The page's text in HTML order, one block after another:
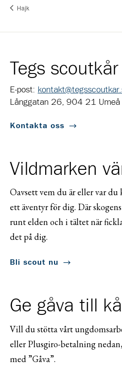
Hajk
Tegs scoutkår
E-post:
Långgatan 26, 904 21 Umeå
Kontakta oss
Vildmarken
Oavsett vem du är eller var
ett äventyr för dig. Där
runt elden och i tältet när
det på dig.
Bli scout nu
Ge gåva till
Vill du stötta vårt
eller Plusgiro-betalning
med ”Gåva”.